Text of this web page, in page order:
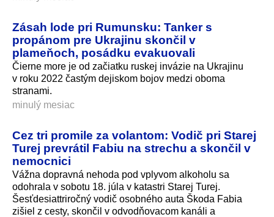
Zásah lode pri Rumunsku: Tanker s
propánom pre Ukrajinu skončil v
plameňoch, posádku evakuovali
Čierne more je od začiatku ruskej invázie na Ukrajinu
v roku 2022 častým dejiskom bojov medzi oboma
stranami.
minulý mesiac
Cez tri promile za volantom: Vodič pri Starej
Turej prevrátil Fabiu na strechu a skončil v
nemocnici
Vážna dopravná nehoda pod vplyvom alkoholu sa
odohrala v sobotu 18. júla v katastri Starej Turej.
Šesťdesiattriročný vodič osobného auta Škoda Fabia
zišiel z cesty, skončil v odvodňovacom kanáli a